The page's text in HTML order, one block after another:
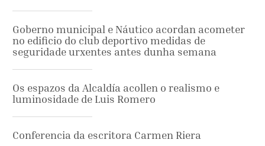
Goberno municipal e Náutico acordan acometer
no edificio do club deportivo medidas de
seguridade urxentes antes dunha semana
Os espazos da Alcaldía acollen o realismo e
luminosidade de Luis Romero
Conferencia da escritora Carmen Riera